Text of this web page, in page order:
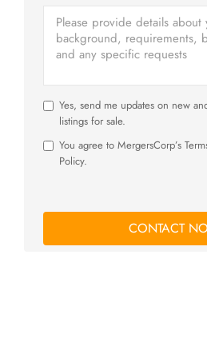
Yes, send me updates on new
listings for sale.
You agree to MergersCorp’s
Policy.